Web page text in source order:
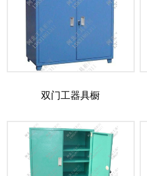
双门工器具橱